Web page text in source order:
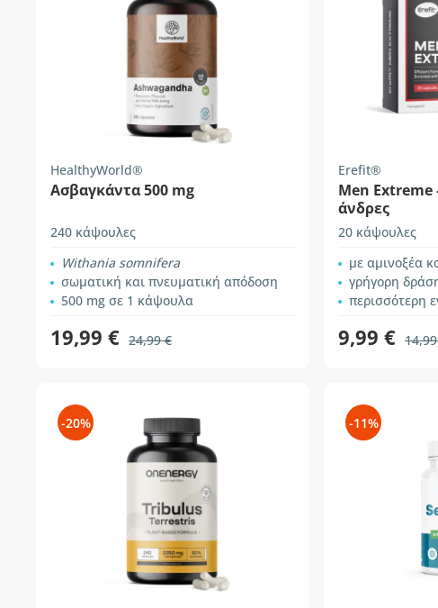
HealthyWorld®
Ασβαγκάντα 500 mg
240 κάψουλες
Withania somnifera
σωματική και πνευματική απόδοση
500 mg σε 1 κάψουλα
19,99 € 24,99 €
Erefit®
Men Extreme
άνδρες
20 κάψουλες
με αμινοξέα
γρήγορη
περισσότερη
9,99 €
-20% -11%